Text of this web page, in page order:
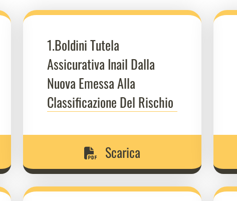
1.Boldini Tutela
Assicurativa Inail Dalla
Nuova Emessa Alla
Classificazione Del Rischio
Scarica